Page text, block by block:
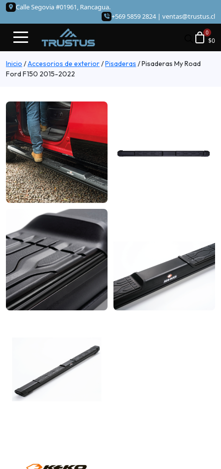
Calle Segovia #01961, Rancagua.
+569 5859 2824 | ventas@trustus.cl
$0
Inicio /Accesorios de exterior/Pisaderas /Pisaderas My Road
Ford F150 2015-2022